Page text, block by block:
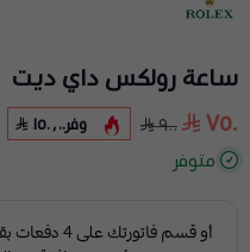
ساعة رولكس داي ديت
٧٥٠
٩٠٠ وفر ١٥٠٫٠٠
متوفر